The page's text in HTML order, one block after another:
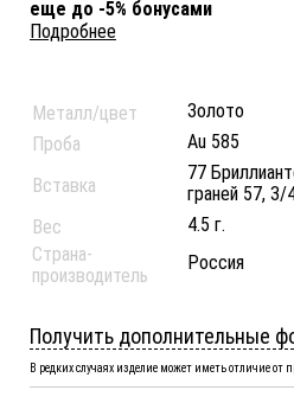
еще до -5% бонусами
Подробнее
Металл/цвет
Золото
Проба
Au 585
Вставка
77
граней 57, 3/
Вес
4.5 г.
Страна-
производитель
Россия
Получить дополнительные
В редких случаях изделие может иметь отличие от